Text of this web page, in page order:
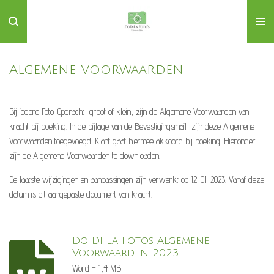
direct
naar
hoofdinhoud
Algemene Voorwaarden
Bij iedere Foto-Opdracht, groot of klein, zijn de Algemene Voorwaarden van
kracht bij boeking. In de bijlage van de Bevestigingsmail, zijn deze Algemene
Voorwaarden toegevoegd. Klant gaat hiermee akkoord bij boeking. Hieronder
zijn de Algemene Voorwaarden te downloaden.
De laatste wijzigingen en aanpassingen zijn verwerkt op 12-01-2023. Vanaf deze
datum is dit aangepaste document van kracht.
Do Di La Fotos Algemene
Voorwaarden 2023
Word – 1,4 MB